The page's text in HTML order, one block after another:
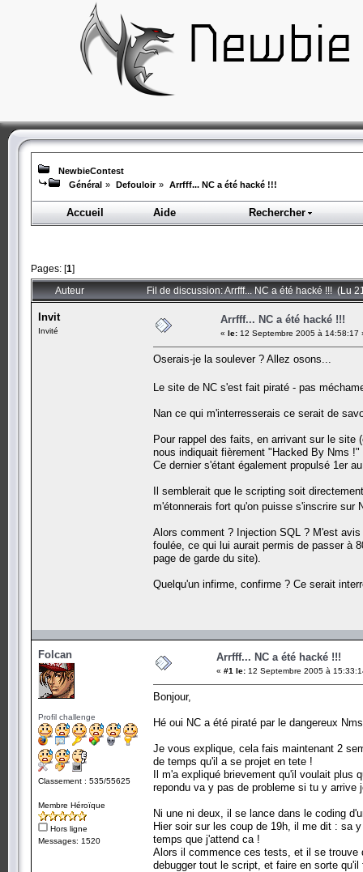
NewbieContest
Général » Defouloir » Arrfff... NC a été hacké !!!
Accueil Aide Rechercher
Pages: [1]
Auteur Fil de discussion: Arrfff... NC a été hacké !!! (Lu
Invit
Invité
Arrfff... NC a été hacké !!!
« le: 12 Septembre 2005 à 14:58:17
Oserais-je la soulever ? Allez osons...
Le site de NC s'est fait piraté - pas
Nan ce qui m'interresserais ce serait de
Pour rappel des faits, en arrivant sur le site
nous indiquait fièrement "Hacked By Nms !"
Ce dernier s'étant également propulsé 1er
Il semblerait que le scripting soit
m'étonnerais fort qu'on puisse s'inscrire
Alors comment ? Injection SQL ? M'est
foulée, ce qui lui aurait permis de passer à
page de garde du site).
Quelqu'un infirme, confirme ? Ce serait
Folcan
Profil challenge
Classement : 535/55625
Membre Héroïque
Hors ligne
Messages: 1520
Arrfff... NC a été hacké !!!
« #1 le: 12 Septembre 2005 à
Bonjour,
Hé oui NC a été piraté par le dangereux
Je vous explique, cela fais maintenant 2
de temps qu'il a se projet en tete !
Il m'a expliqué brievement qu'il voulait
repondu va y pas de probleme si tu y arrive
Ni une ni deux, il se lance dans le coding
Hier soir sur les coup de 19h, il me dit : sa
temps que j'attend ca !
Alors il commence ces tests, et il se trouve
debugger tout le script, et faire en sorte qu'il